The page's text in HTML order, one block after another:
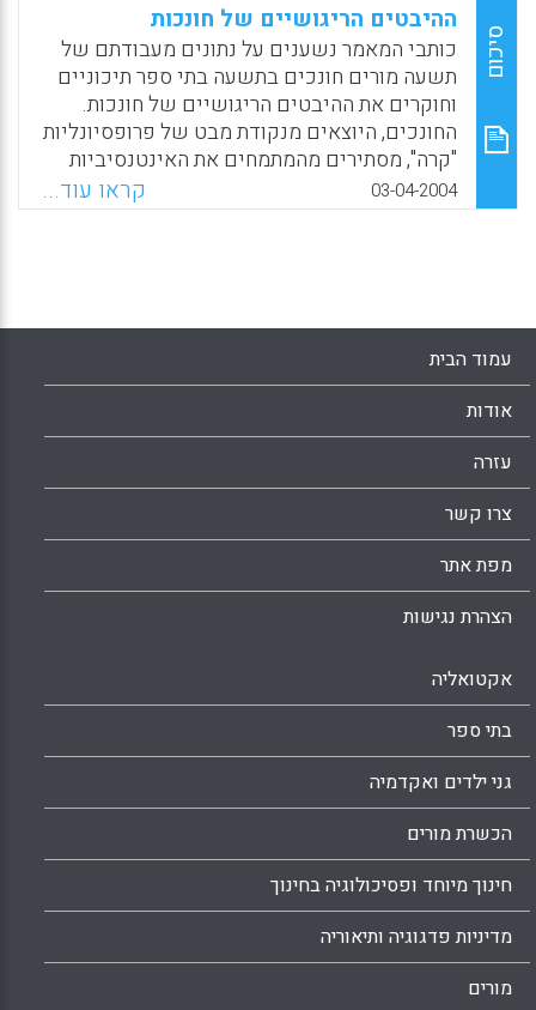
WhatsApp
Facebook
Email
X סיכום
ההיבטים הריגושיים של חונכות
כותבי המאמר נשענים על נתונים מעבודתם של
תשעה מורים חונכים בתשעה בתי ספר תיכוניים
וחוקרים את ההיבטים הריגושיים של חונכות.
החונכים, היוצאים מנקודת מבט של פרופסיונליות
"קרה", מסתירים מהמתמחים את האינטנסיביות
והמורכבות של עבודתם כחונכים. מחברי המאמר
טוענים שכדי להביא את החונכות למיטבה, הכרת
03-04-2004 קראו עוד...
עמוד הבית
אודות
עזרה
צרו קשר
מפת אתר
הצהרת נגישות
אקטואליה
בתי ספר
גני ילדים ואקדמיה
הכשרת מורים
חינוך מיוחד ופסיכולוגיה בחינוך
מדיניות פדגוגיה ותיאוריה
מורים